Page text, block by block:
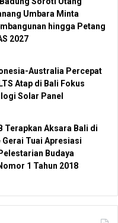
Umbara Minta
hingga Petang
2027
Australia Percepat
Atap di Bali Fokus
Solar Panel
Terapkan Aksara Bali di
Tuai Apresiasi
Budaya
1 Tahun 2018